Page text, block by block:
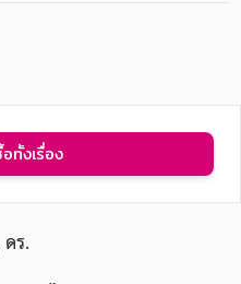
ทั้งเรื่อง
ร.